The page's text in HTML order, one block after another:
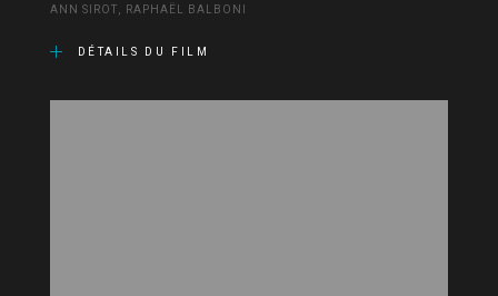
ANN SIROT, RAPHAËL BALBONI
DÉTAILS DU FILM